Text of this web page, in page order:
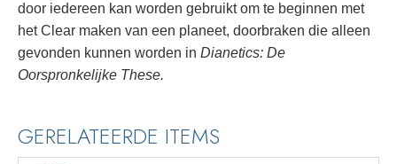
door iedereen kan worden gebruikt om te beginnen met
het Clear maken van een planeet, doorbraken die alleen
gevonden kunnen worden in Dianetics: De
Oorspronkelijke These.
GERELATEERDE ITEMS